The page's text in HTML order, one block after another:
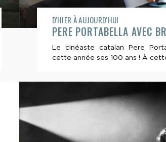
D'HIER À AUJOURD'HUI
PERE PORTABELLA AVEC
Le cinéaste catalan Pere
cette année ses 100 ans ! À